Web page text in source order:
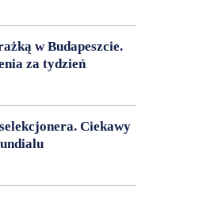
w Budapeszcie.
za tydzień
Ciekawy